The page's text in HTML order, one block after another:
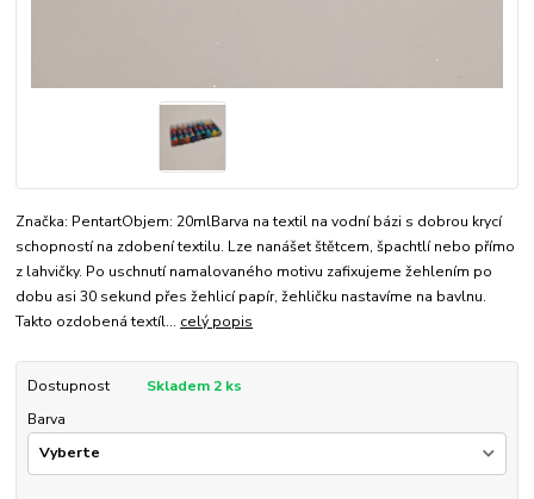
Značka: PentartObjem: 20mlBarva na textil na vodní bázi s dobrou krycí
schopností na zdobení textilu. Lze nanášet štětcem, špachtlí nebo přímo
z lahvičky. Po uschnutí namalovaného motivu zafixujeme žehlením po
dobu asi 30 sekund přes žehlicí papír, žehličku nastavíme na bavlnu.
Takto ozdobená textíl... celý popis
Dostupnost
Skladem 2 ks
Barva